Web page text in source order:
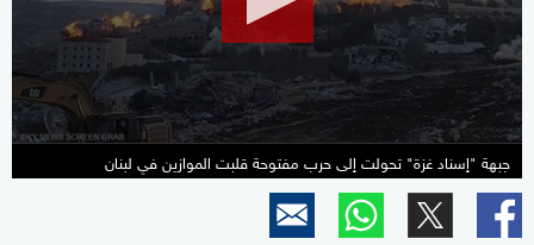
seconds
جبهة "إسناد غزة" تحولت إلى حرب مفتوحة قلبت الموازين في لبنان